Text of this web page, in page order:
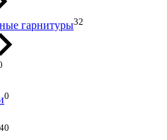
гарнитуры32
0
40